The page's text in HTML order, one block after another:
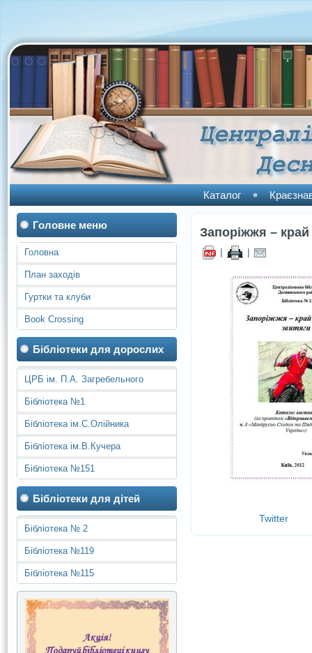
Каталог
Головне меню
Головна
План заходів
Гуртки та клуби
Book Crossing
Бібліотеки для дорослих
ЦРБ ім. П.А. Загребельного
Бібліотека №1
Бібліотека ім.С.Олійника
Бібліотека ім.В.Кучера
Бібліотека №151
Бібліотеки для дітей
Бібліотека № 2
Бібліотека №119
Бібліотека №115
Запоріжжя – край
| |
Twitter